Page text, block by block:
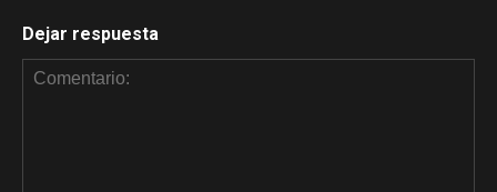
Dejar respuesta